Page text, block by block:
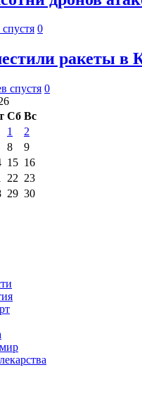
0
ракеты в
спустя 0
Сб Вс
1
2
8
9
15 16
22 23
29 30